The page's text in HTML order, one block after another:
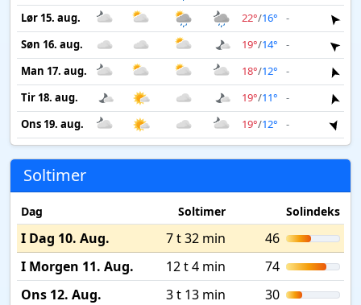
Lør 15. aug.
22°/16° -
Søn 16. aug.
19°/14° -
Man 17. aug.
18°/12° -
Tir 18. aug.
19°/11° -
Ons 19. aug.
19°/12° -
Soltimer
Dag Soltimer Solindeks
I Dag 10. Aug. 7 t 32 min
46
I Morgen 11. Aug.
12 t 4 min
74
Ons 12. Aug.
3 t 13 min
30